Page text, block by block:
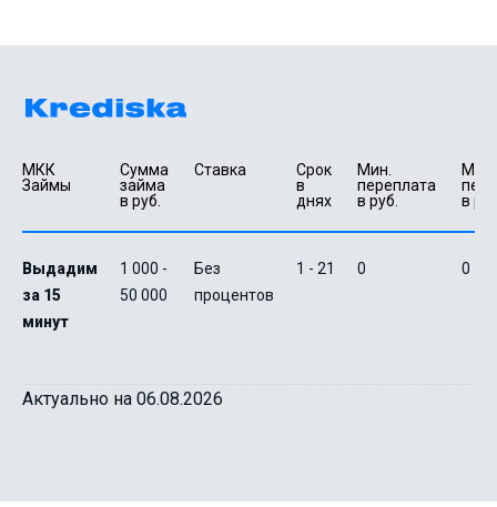
МКК
Займы
Сумма
займа
в руб.
Ставка
Срок
в
днях
Мин.
переплата
в руб.
в
Выдадим
за 15
минут
1 000 -
50 000
Без
процентов
1 - 21 0 0
Актуально на 06.08.2026